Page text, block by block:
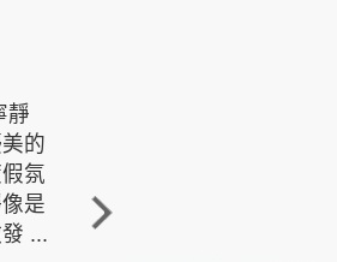
靜
的
氛
是
...
角的端點，冬季海浪拍打
著礁岸，旺盛的侵蝕作